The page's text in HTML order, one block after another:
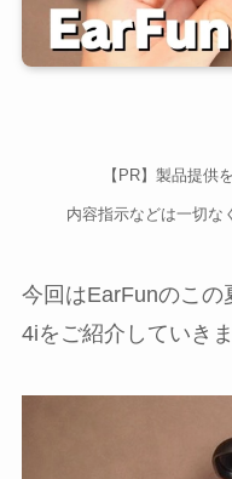
【PR】製品提供
内容指示などは一切な
今回はEarFunのこの
4iをご紹介していきま